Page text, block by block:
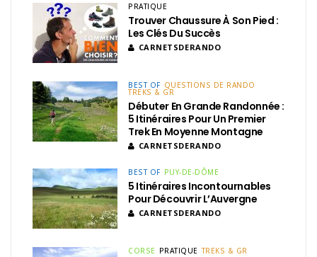
PRATIQUE
Trouver Chaussure À Son Pied :
Les Clés Du Succès
CARNETSDERANDO
BEST OF QUESTIONS DE RANDO
TREKS & GR
Débuter En Grande Randonnée :
5 Itinéraires Pour Un Premier
Trek En Moyenne Montagne
CARNETSDERANDO
BEST OF PUY-DE-DÔME
5 Itinéraires Incontournables
Pour Découvrir L’Auvergne
CARNETSDERANDO
CORSE PRATIQUE TREKS & GR